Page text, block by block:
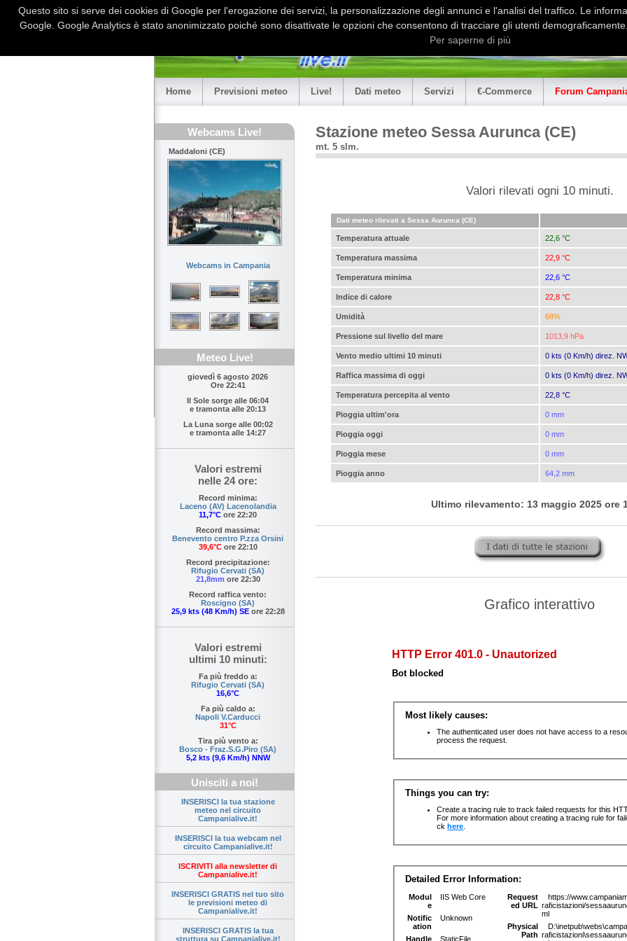
Home Previsioni meteo Live! Dati meteo Servizi €-Commerce Forum
Webcams Live!
Maddaloni (CE)
Webcams in Campania
Meteo Live!
giovedì 6 agosto 2026
Ore 22:41
Il Sole sorge alle 06:04
e tramonta alle 20:13
La Luna sorge alle 00:02
e tramonta alle 14:27
Valori estremi
nelle 24 ore:
Record minima:
Laceno (AV) Lacenolandia
11,7°C ore 22:20
Record massima:
Benevento centro P.zza Orsini
39,6°Core 22:10
Record precipitazione:
Rifugio Cervati (SA)
21,8mm ore 22:30
Record raffica vento:
Roscigno (SA)
25,9 kts (48 Km/h) SEore 22:28
Valori estremi
ultimi 10 minuti:
Fa più freddo a:
Rifugio Cervati (SA)
16,6°C
Fa più caldo a:
Napoli V.Carducci
31°C
Tira più vento a:
Bosco - Fraz.S.G.Piro (SA)
5,2 kts (9,6 Km/h) NNW
Unisciti a noi!
INSERISCI la tua stazione
meteo nel circuito
Campanialive.it!
INSERISCI la tua webcam nel
circuito Campanialive.it!
ISCRIVITI alla newsletter di
Campanialive.it!
INSERISCI GRATIS nel tuo sito
le previsioni meteo di
Campanialive.it!
INSERISCI GRATIS la tua
struttura su Campanialive.it!
Stazione meteo Sessa Aurunca (CE)
mt. 5 slm.
Valori rilevati ogni 10 minuti.
Dati meteo rilevati a Sessa Aurunca (CE)
Temperatura attuale 22,6 °C
Temperatura massima 22,9 °C
Temperatura minima 22,6 °C
Indice di calore 22,8 °C
Umidità 68%
Pressione sul livello del mare 1013,9 hPa
Vento medio ultimi 10 minuti 0 kts (0 Km/h) direz.
Raffica massima di oggi 0 kts (0 Km/h) direz.
Temperatura percepita al vento 22,8 °C
Pioggia ultim'ora 0 mm
Pioggia oggi 0 mm
Pioggia mese 0 mm
Pioggia anno 64,2 mm
Ultimo rilevamento: 13 maggio 2025 ore
Grafico interattivo
Questo sito si serve dei cookies di Google per l'erogazione dei servizi, la personalizzazione degli annunci e l'analisi del traffico. Le
Google. Google Analytics è stato anonimizzato poiché sono disattivate le opzioni che consentono di tracciare gli utenti
Per saperne di più